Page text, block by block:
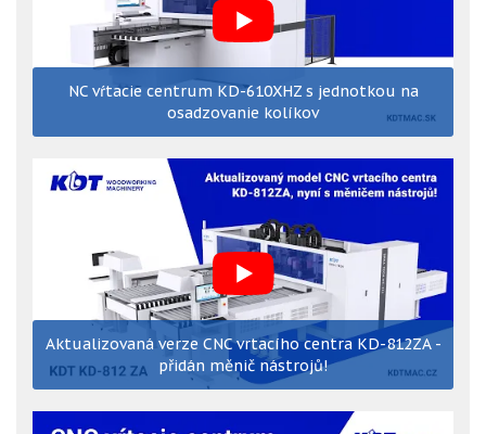
NC vŕtacie centrum KD-610XHZ s jednotkou na
osadzovanie kolíkov
Aktualizovaná verze CNC vrtacího centra KD-812ZA -
přidán měnič nástrojů!